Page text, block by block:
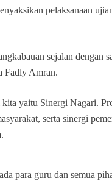
pelaksanaan
sejalan dengan
Fadly Amran.
yaitu Sinergi Nagari.
serta sinergi
para guru dan semua